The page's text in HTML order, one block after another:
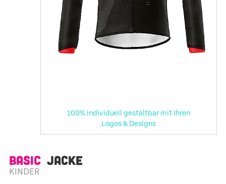
100% individuell gestaltbar mit Ihren
Logos & Designs
BASIC JACKE
KINDER